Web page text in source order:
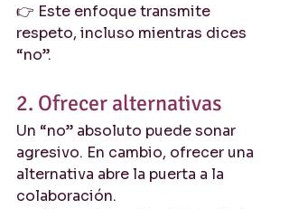
👉 Este enfoque transmite
respeto, incluso mientras dices
“no”.
2. Ofrecer alternativas
Un “no” absoluto puede sonar
agresivo. En cambio, ofrecer una
alternativa abre la puerta a la
colaboración.